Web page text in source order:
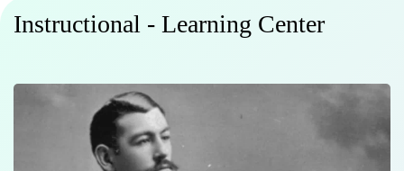
Instructional - Learning Center